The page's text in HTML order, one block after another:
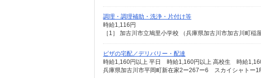
調理・調理補助・洗浄・片付け等
時給1,116円
［1］ 加古川市立鳩里小学校 （兵庫県加古川市加古川町
ピザの宅配／デリバリー・配達
時給1,160円以上 平日 時給1,160円以上 高校生 時給
兵庫県加古川市平岡町新在家2ー267ー6 スカイシャトー